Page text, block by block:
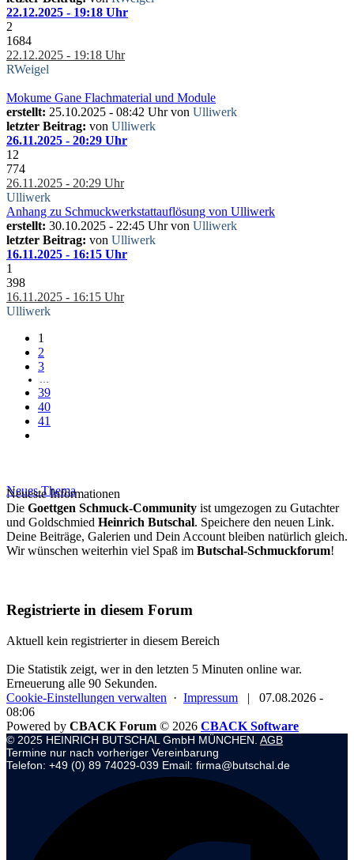
22.12.2025 - 19:18 Uhr
2
1684
22.12.2025 - 19:18 Uhr
RWeigel
Mokume Gane Flachmaterial und Module
erstellt: 25.10.2025 - 08:42 Uhr von Ulliwerk
letzter Beitrag: von Ulliwerk
26.11.2025 - 20:29 Uhr
12
774
26.11.2025 - 20:29 Uhr
Ulliwerk
Anhang zu Schmuckwerkstattauflösung von Ulliwerk
erstellt: 30.10.2025 - 22:45 Uhr von Ulliwerk
letzter Beitrag: von Ulliwerk
16.11.2025 - 16:15 Uhr
1
398
16.11.2025 - 16:15 Uhr
Ulliwerk
1
2
3
…
39
40
41
Neues Thema
Neueste Informationen
Die Goettgen Schmuck-Community ist umgezogen zu Gutachter
und Goldschmied Heinrich Butschal. Speichere den neuen Link.
Deine Beiträge, Galerien und Dein Account bleiben natürlich gleich.
Wir wünschen weiterhin viel Spaß im Butschal-Schmuckforum!
Registrierte in diesem Forum
Aktuell kein registrierter in diesem Bereich
Die Statistik zeigt, wer in den letzten 5 Minuten online war.
Erneuerung alle 90 Sekunden.
Cookie-Einstellungen verwalten · Impressum |
07.08.2026 -
08:06
Powered by CBACK Forum © 2026 CBACK Software
© 2025 HEINRICH BUTSCHAL GmbH MÜNCHEN. AGB
Termine nur nach vorheriger Vereinbarung
Telefon: +49 (0) 89 74029-039 Email: firma@butschal.de